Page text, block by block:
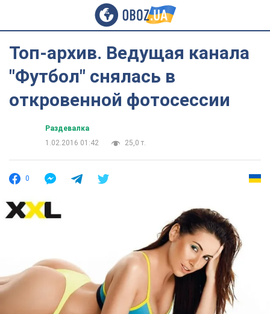
Топ-архив. Ведущая канала
"Футбол" снялась в
откровенной фотосессии
Раздевалка
1.02.2016 01:42
25,0 т.
0